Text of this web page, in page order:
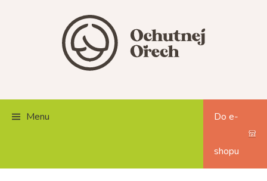
Menu Do e-
shopu